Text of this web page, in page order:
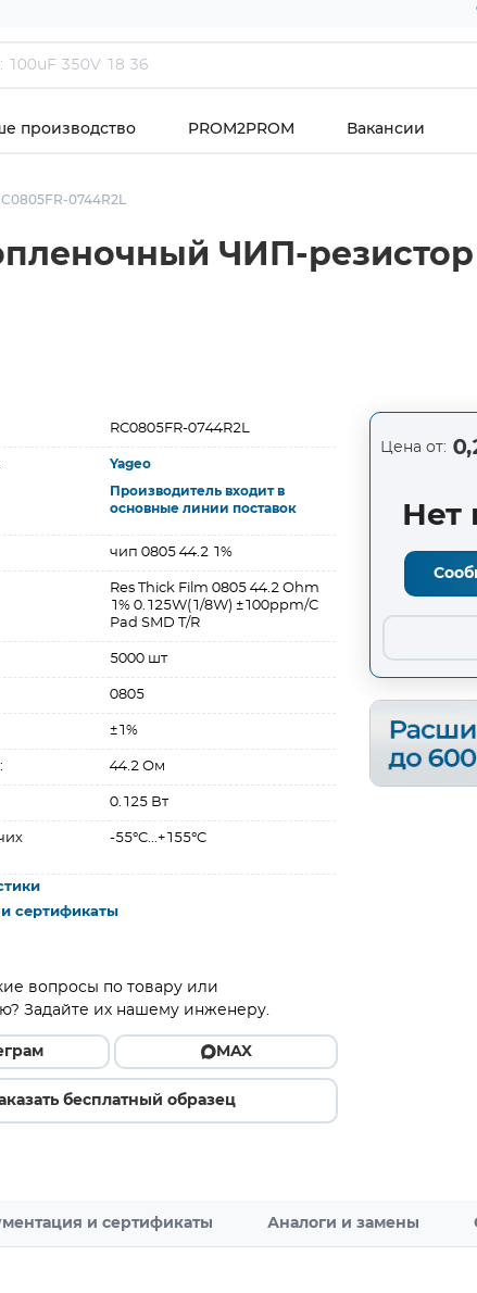
производство PROM2PROM Вакансии
0744R2L
ЧИП-
RC0805FR-0744R2L
Yageo
Производитель входит в
основные линии поставок
чип 0805 44.2 1%
Res Thick Film 0805 44.2 Ohm
1% 0.125W(1/8W) ±100ppm/C
Pad SMD T/R
5000 шт
0805
±1%
44.2 Ом
0.125 Вт
-55°C...+155°C
сертификаты
вопросы по товару или
Задайте их нашему инженеру.
MAX
бесплатный образец
Цена от:
Нет
и сертификаты Аналоги и замены